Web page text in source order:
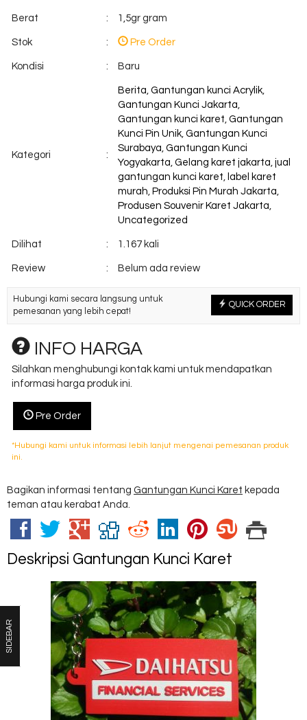
Berat : 1,5gr gram
Stok : Pre Order
Kondisi : Baru
Kategori :
Berita, Gantungan kunci Acrylik,
Gantungan Kunci Jakarta,
Gantungan kunci karet, Gantungan
Kunci Pin Unik, Gantungan Kunci
Surabaya, Gantungan Kunci
Yogyakarta, Gelang karet jakarta, jual
gantungan kunci karet, label karet
murah, Produksi Pin Murah Jakarta,
Produsen Souvenir Karet Jakarta,
Uncategorized
Dilihat : 1.167 kali
Review : Belum ada review
QUICK ORDER
Hubungi kami secara langsung untuk
pemesanan yang lebih cepat!
INFO HARGA
Silahkan menghubungi kontak kami untuk mendapatkan
informasi harga produk ini.
Pre Order
*Hubungi kami untuk informasi lebih lanjut mengenai pemesanan produk
ini.
Bagikan informasi tentang Gantungan Kunci Karet kepada
teman atau kerabat Anda.
Deskripsi Gantungan Kunci Karet
SIDEBAR